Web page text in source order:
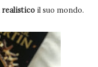
realistico il suo mondo.